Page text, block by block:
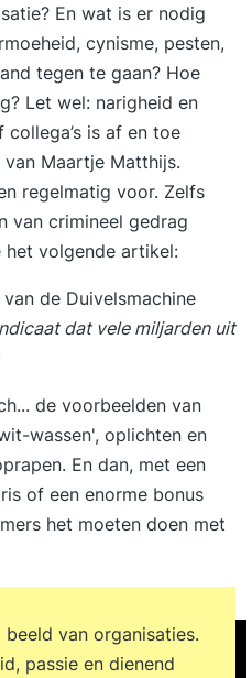
dag 2 Dag 2
er in de organisatie
groepjes, plenair
het en uitleg
vanuit de systemische
en van een integraal
(ICM). Hoe ziet een
15.00 – 15.15:
invloed bij
feedback deelnemers,
En wat is er nodig
cynisme, pesten,
tegen te gaan? Hoe
Let wel: narigheid en
is af en toe
van Maartje Matthijs.
regelmatig voor. Zelfs
van crimineel gedrag
het volgende artikel:
de Duivelsmachine
dat vele miljarden uit
de voorbeelden van
wassen', oplichten en
En dan, met een
of een enorme bonus
het moeten doen met
van organisaties.
passie en dienend